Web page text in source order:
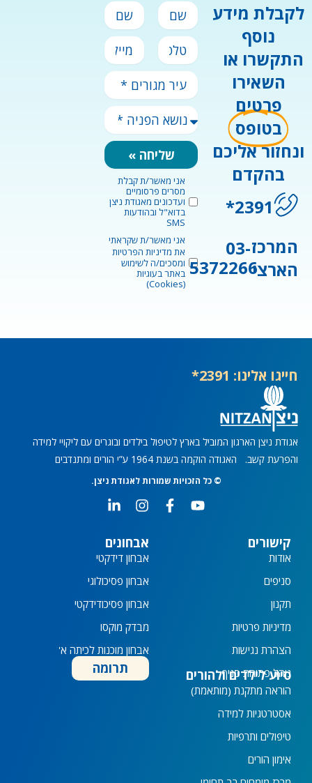
לקבלת מידע
נוסף
התקשרו או
השאירו
פרטים
בטופס
ונחזור אליכם
בהקדם
2391*
המרכז
הארצי
03-
5372266
שם
פרטי
שם
משפחה
טלפון
מייל
עיר
מגורים
נושא
הפניה
marketingConsent
אני מאשר/ת קבלת
מסרים פרסומיים
ועדכונים מאגודת ניצן
בדוא"ל ובהודעות
SMS
privacyConsent
אני מאשר/ת שקראתי
את מדיניות הפרטיות
ומסכים/ה לשימוש
באתר בעוגיות
(Cookies)
שליחה »
אגודת ניצן הארגון המוביל בארץ לטיפול בילדים ובוגרים עם ליקויי למידה
והפרעת קשב. האגודה הוקמה בשנת 1964 ע”י הורים ומתנדבים
חייגו אלינו: 2391*
Y
o
F
a
I
n
t
a
g
r
m
L
i
k
e
d
i
-
i
n
© כל הזכויות שמורות לאגודת ניצן.
קישורים
אודות
סניפים
תקנון
מדיניות פרטיות
הצהרת נגישות
נוהל פתיחת סניף
אבחונים
אבחון דידקטי
אבחון פסיכולוגי
אבחון פסיכודידקטי
מבדק מוקסו
אבחון מוכנות לכיתה א'
תרומה סיוע לילדים ולהורים
הוראה מתקנת (מותאמת)
אסטרטגיות למידה
טיפולים ותרפיות
אימון הורים